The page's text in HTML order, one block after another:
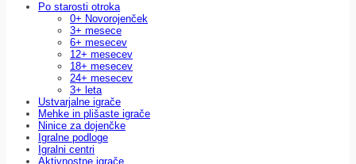
Po starosti otroka
0+ Novorojenček
3+ mesece
6+ mesecev
12+ mesecev
18+ mesecev
24+ mesecev
3+ leta
Ustvarjalne igrače
Mehke in plišaste igrače
Ninice za dojenčke
Igralne podloge
Igralni centri
Aktivnostne igrače